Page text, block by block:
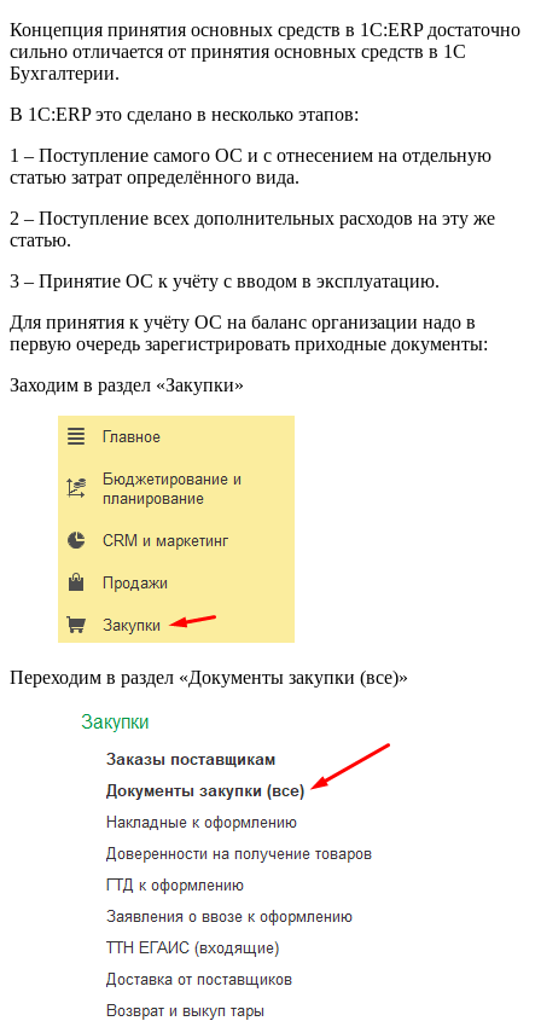
Концепция принятия основных средств в 1С:ERP достаточно
сильно отличается от принятия основных средств в 1С
Бухгалтерии.
В 1С:ERP это сделано в несколько этапов:
1 – Поступление самого ОС и с отнесением на отдельную
статью затрат определённого вида.
2 – Поступление всех дополнительных расходов на эту же
статью.
3 – Принятие ОС к учёту с вводом в эксплуатацию.
Для принятия к учёту ОС на баланс организации надо в
первую очередь зарегистрировать приходные документы:
Заходим в раздел «Закупки»
Переходим в раздел «Документы закупки (все)»